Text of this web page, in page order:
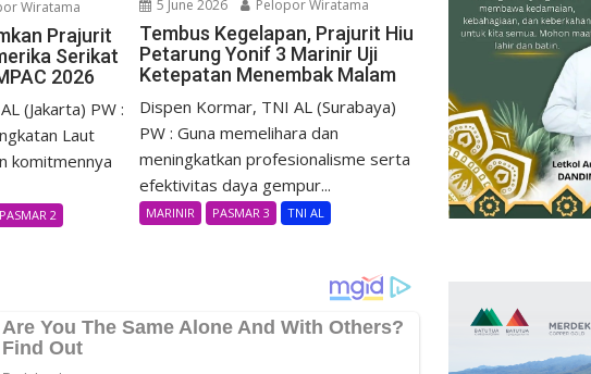
Wiratama
Prajurit
Serikat
2026
(Jakarta) PW :
Laut
komitmennya
PASMAR 2
5 June 2026 Pelopor Wiratama
Tembus Kegelapan, Prajurit Hiu
Petarung Yonif 3 Marinir Uji
Ketepatan Menembak Malam
Dispen Kormar, TNI AL (Surabaya)
PW : Guna memelihara dan
meningkatkan profesionalisme serta
efektivitas daya gempur...
MARINIR PASMAR 3 TNI AL